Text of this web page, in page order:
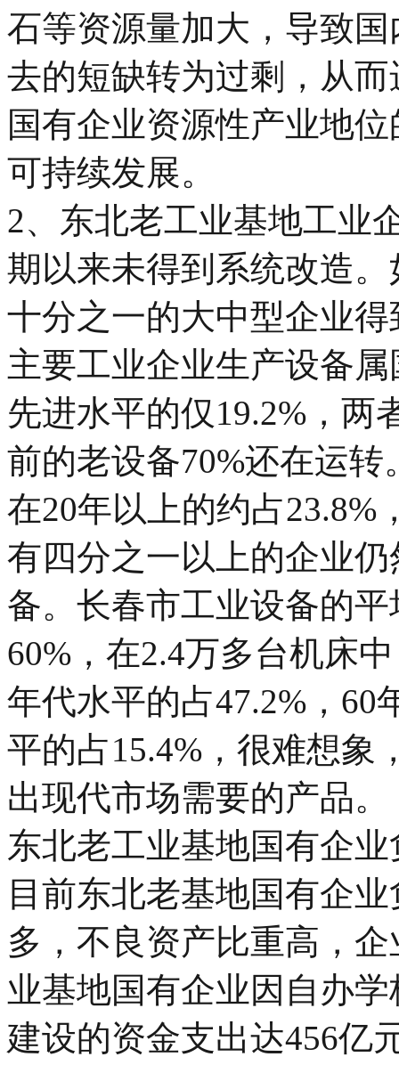
石等资源量加大，导致
去的短缺转为过剩，从
国有企业资源性产业地
可持续发展。
2、东北老工业基地工业
期以来未得到系统改造
十分之一的大中型企业
主要工业企业生产设备
先进水平的仅19.2%，两
前的老设备70%还在运
在20年以上的约占23.8%
有四分之一以上的企业
备。长春市工业设备的
60%，在2.4万多台机床
年代水平的占47.2%，60
平的占15.4%，很难想象
出现代市场需要的产品。
东北老工业基地国有企
目前东北老基地国有企
多，不良资产比重高，
业基地国有企业因自办
建设的资金支出达456亿